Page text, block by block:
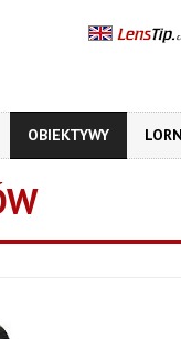
OBIEKTYWY